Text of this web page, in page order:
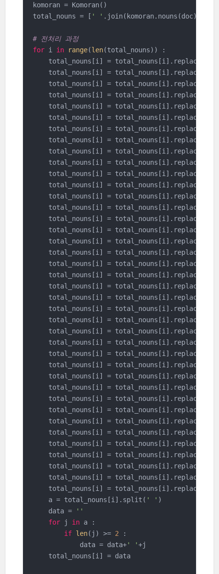
komoran = Komoran()
total_nouns = [ ' ' .join(komoran.nouns(doc))
# 전처리 과정
for i in range(len(total_nouns)) :
    total_nouns[i] = total_nouns[i].replace(
    total_nouns[i] = total_nouns[i].replace(
    total_nouns[i] = total_nouns[i].replace(
    total_nouns[i] = total_nouns[i].replace(
    total_nouns[i] = total_nouns[i].replace(
    total_nouns[i] = total_nouns[i].replace(
    total_nouns[i] = total_nouns[i].replace(
    total_nouns[i] = total_nouns[i].replace(
    total_nouns[i] = total_nouns[i].replace(
    total_nouns[i] = total_nouns[i].replace(
    total_nouns[i] = total_nouns[i].replace(
    total_nouns[i] = total_nouns[i].replace(
    total_nouns[i] = total_nouns[i].replace(
    total_nouns[i] = total_nouns[i].replace(
    total_nouns[i] = total_nouns[i].replace(
    total_nouns[i] = total_nouns[i].replace(
    total_nouns[i] = total_nouns[i].replace(
    total_nouns[i] = total_nouns[i].replace(
    total_nouns[i] = total_nouns[i].replace(
    total_nouns[i] = total_nouns[i].replace(
    total_nouns[i] = total_nouns[i].replace(
    total_nouns[i] = total_nouns[i].replace(
    total_nouns[i] = total_nouns[i].replace(
    total_nouns[i] = total_nouns[i].replace(
    total_nouns[i] = total_nouns[i].replace(
    total_nouns[i] = total_nouns[i].replace(
    total_nouns[i] = total_nouns[i].replace(
    total_nouns[i] = total_nouns[i].replace(
    total_nouns[i] = total_nouns[i].replace(
    total_nouns[i] = total_nouns[i].replace(
    total_nouns[i] = total_nouns[i].replace(
    total_nouns[i] = total_nouns[i].replace(
    total_nouns[i] = total_nouns[i].replace(
    total_nouns[i] = total_nouns[i].replace(
    total_nouns[i] = total_nouns[i].replace(
    total_nouns[i] = total_nouns[i].replace(
    total_nouns[i] = total_nouns[i].replace(
    total_nouns[i] = total_nouns[i].replace(
    total_nouns[i] = total_nouns[i].replace(
    a = total_nouns[i].split(
' ' )
    data =
''
for j in a :
if len(j) >= 2 :
            data = data+
' '+j
    total_nouns[i] = data